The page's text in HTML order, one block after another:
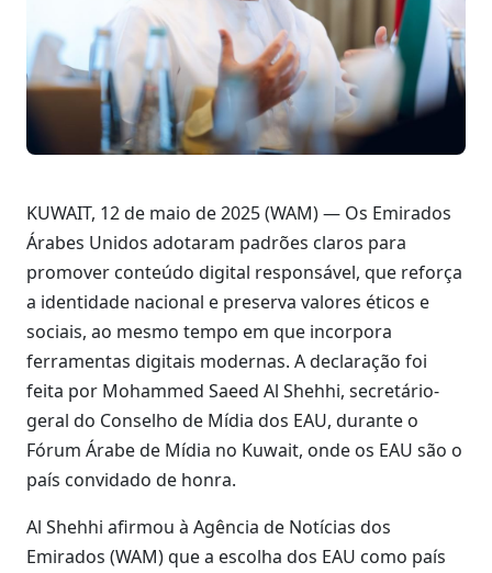
KUWAIT, 12 de maio de 2025 (WAM) — Os Emirados
Árabes Unidos adotaram padrões claros para
promover conteúdo digital responsável, que reforça
a identidade nacional e preserva valores éticos e
sociais, ao mesmo tempo em que incorpora
ferramentas digitais modernas. A declaração foi
feita por Mohammed Saeed Al Shehhi, secretário-
geral do Conselho de Mídia dos EAU, durante o
Fórum Árabe de Mídia no Kuwait, onde os EAU são o
país convidado de honra.
Al Shehhi afirmou à Agência de Notícias dos
Emirados (WAM) que a escolha dos EAU como país